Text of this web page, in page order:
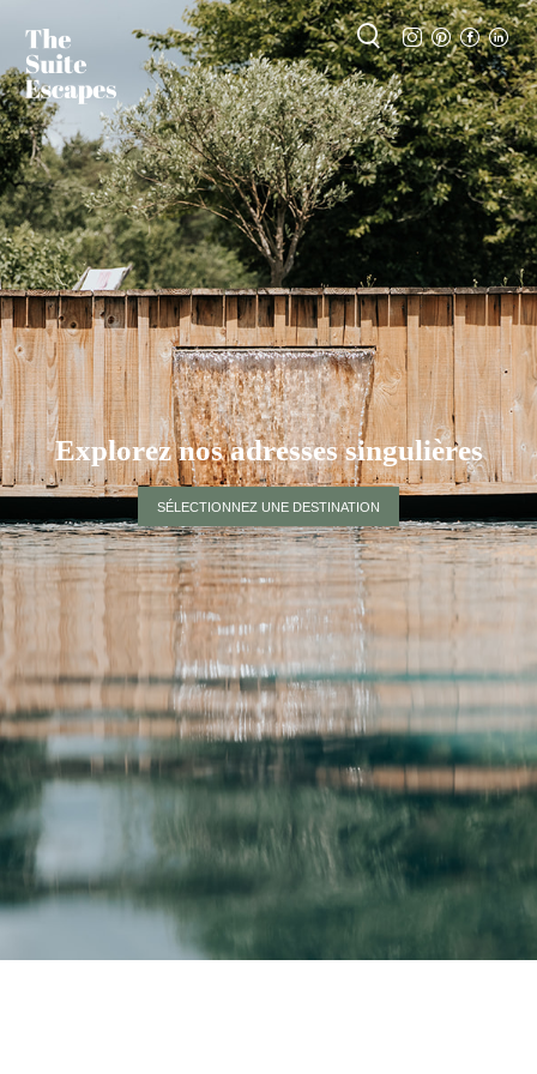
Explorez nos adresses singulières
SÉLECTIONNEZ UNE DESTINATION